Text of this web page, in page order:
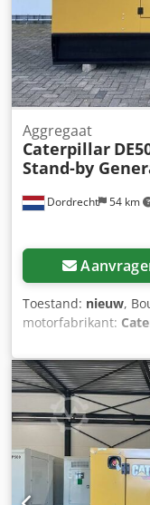
Dordrecht 54 km
Aggregaat
Caterpillar
Stand-by
Toestand: nieuw,
motorfabrikant:
Leeggewicht: 2.924
134 x 217 cm CE-
II
contact op met
opties en
dak - Tankwagen